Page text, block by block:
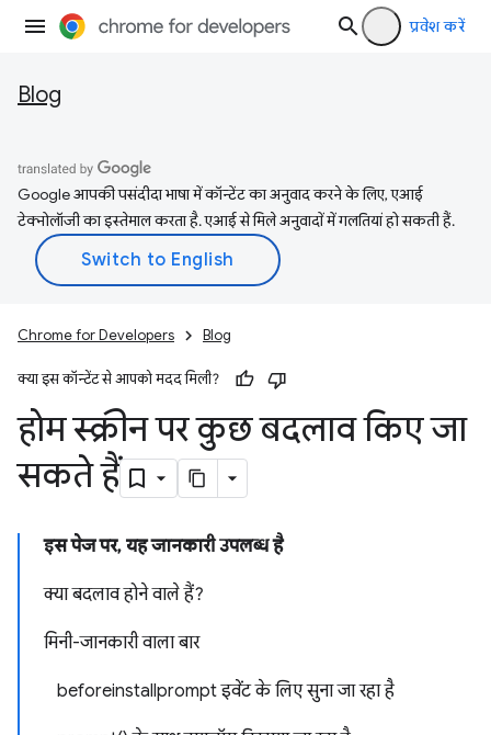
प्रवेश करें
Blog
Google आपकी पसंदीदा भाषा में कॉन्टेंट का अनुवाद करने के लिए, एआई
टेक्नोलॉजी का इस्तेमाल करता है. एआई से मिले अनुवादों में गलतियां हो सकती हैं.
Chrome for Developers Blog
क्या इस कॉन्टेंट से आपको मदद मिली?
होम स्क्रीन पर कुछ बदलाव किए जा
सकते हैं
इस पेज पर, यह जानकारी उपलब्ध है
क्या बदलाव होने वाले हैं?
मिनी-जानकारी वाला बार
beforeinstallprompt इवेंट के लिए सुना जा रहा है